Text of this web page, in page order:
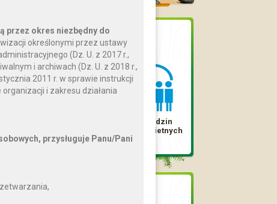
Dostępne karty
Karta Rodzin
Wielodzietnych
przez okres niezbędny do
określonymi przez ustawy
(Dz. U. z 2017 r.,
i archiwach (Dz. U. z 2018 r.,
2011 r. w sprawie instrukcji
i zakresu działania
przysługuje Panu/Pani